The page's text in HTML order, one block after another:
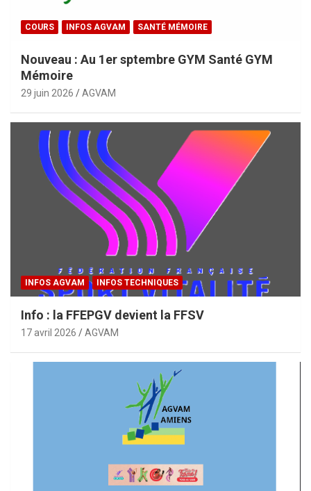
COURS INFOS AGVAM SANTÉ MÉMOIRE
Nouveau : Au 1er sptembre GYM Santé GYM
Mémoire
29 juin 2026 AGVAM
INFOS AGVAM INFOS TECHNIQUES
Info : la FFEPGV devient la FFSV
17 avril 2026 AGVAM